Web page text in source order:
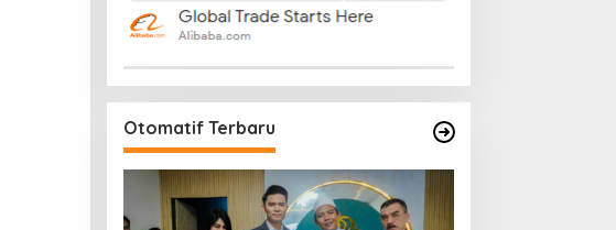
Otomatif Terbaru